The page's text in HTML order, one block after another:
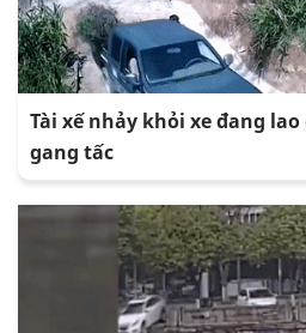
Tài xế nhảy khỏi xe đang
gang tấc